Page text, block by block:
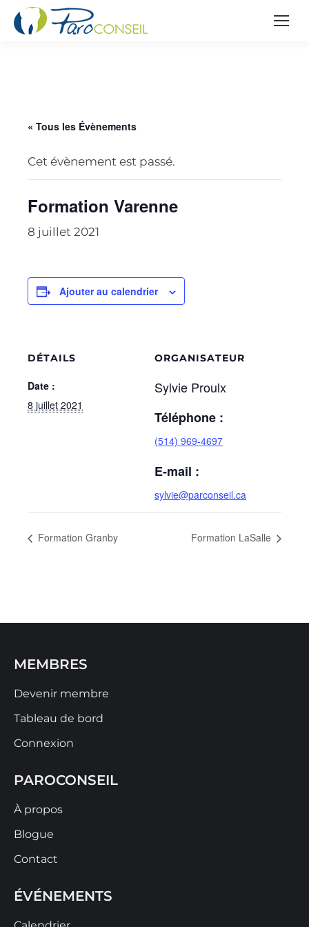
« Tous les Évènements
Cet évènement est passé.
Formation Varenne
8 juillet 2021
Ajouter au calendrier
DÉTAILS
Date :
8 juillet 2021
ORGANISATEUR
Sylvie Proulx
Téléphone :
(514) 969-4697
E-mail :
sylvie@parconseil.ca
Formation Granby Formation LaSalle
MEMBRES
Devenir membre
Tableau de bord
Connexion
PAROCONSEIL
À propos
Blogue
Contact
ÉVÉNEMENTS